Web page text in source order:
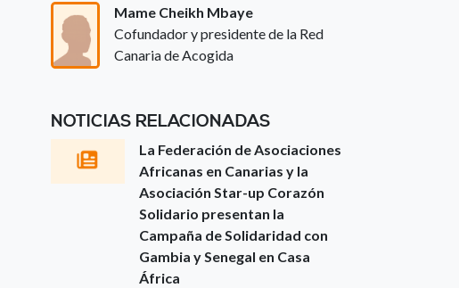
Mame Cheikh Mbaye
Cofundador y presidente de la Red
Canaria de Acogida
NOTICIAS RELACIONADAS
La Federación de Asociaciones
Africanas en Canarias y la
Asociación Star-up Corazón
Solidario presentan la
Campaña de Solidaridad con
Gambia y Senegal en Casa
África